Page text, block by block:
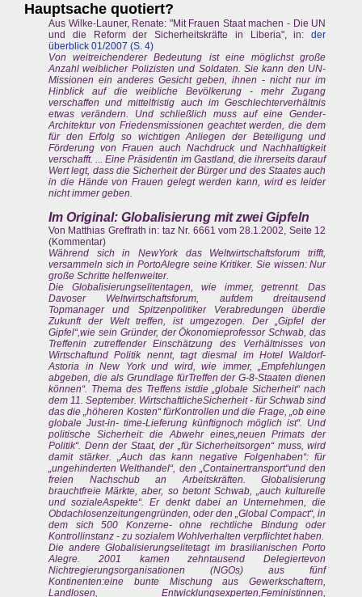
Hauptsache quotiert?
Aus Wilke-Launer, Renate: "Mit Frauen Staat machen - Die UN
und die Reform der Sicherheitskräfte in Liberia", in:der
überblick 01/2007 (S. 4)
Von weitreichenderer Bedeutung ist eine möglichst große
Anzahl weiblicher Polizisten und Soldaten. Sie kann den UN-
Missionen ein anderes Gesicht geben, ihnen - nicht nur im
Hinblick auf die weibliche Bevölkerung - mehr Zugang
verschaffen und mittelfristig auch im Geschlechterverhältnis
etwas verändern. Und schließlich muss auf eine Gender-
Architektur von Friedensmissionen geachtet werden, die dem
für den Erfolg so wichtigen Anliegen der Beteiligung und
Förderung von Frauen auch Nachdruck und Nachhaltigkeit
verschafft. ... Eine Präsidentin im Gastland, die ihrerseits darauf
Wert legt, dass die Sicherheit der Bürger und des Staates auch
in die Hände von Frauen gelegt werden kann, wird es leider
nicht immer geben.
Im Original: Globalisierung mit zwei Gipfeln
Von Matthias Greffrath in: taz Nr. 6661 vom 28.1.2002, Seite 12
(Kommentar)
Während sich in NewYork das Weltwirtschaftsforum trifft,
versammeln sich in PortoAlegre seine Kritiker. Sie wissen: Nur
große Schritte helfenweiter.
Die Globalisierungselitentagen, wie immer, getrennt. Das
Davoser Weltwirtschaftsforum, aufdem dreitausend
Topmanager und Spitzenpolitiker Verabredungen überdie
Zukunft der Welt treffen, ist umgezogen. Der „Gipfel der
Gipfel“,wie sein Gründer, der Ökonomieprofessor Schwab, das
Treffenin zutreffender Einschätzung des Verhältnisses von
Wirtschaftund Politik nennt, tagt diesmal im Hotel Waldorf-
Astoria in New York und wird, wie immer, „Empfehlungen
abgeben, die als Grundlage fürTreffen der G-8-Staaten dienen
können“. Thema des Treffens istdie „globale Sicherheit“ nach
dem 11. September. WirtschaftlicheSicherheit - für Schwab sind
das die „höheren Kosten“ fürKontrollen und die Frage, „ob eine
globale Just-in- time-Lieferung künftignoch möglich ist“. Und
politische Sicherheit: die Abwehr eines„neuen Primats der
Politik“. Denn der Staat, der „für Sicherheitsorgen“ muss, wird
damit stärker. „Auch das kann negative Folgenhaben“: für
„ungehinderten Welthandel“, den „Containertransport“und den
freien Nachschub an Arbeitskräften. Globalisierung
brauchtfreie Märkte, aber, so betont Schwab, „auch kulturelle
und sozialeAspekte“. Er denkt dabei an Unternehmen, die
Obdachlosenzeitungengründen, oder den „Global Compact“, in
dem sich 500 Konzerne- ohne rechtliche Bindung oder
Kontrollinstanz - zu sozialem Wohlverhalten verpflichtet haben.
Die andere Globalisierungselitetagt im brasilianischen Porto
Alegre. 2001 kamen zehntausend Delegiertevon
Nichtregierungsorganisationen (NGOs) aus fünf
Kontinenten:eine bunte Mischung aus Gewerkschaftern,
Landlosen, Entwicklungsexperten,Feministinnen,